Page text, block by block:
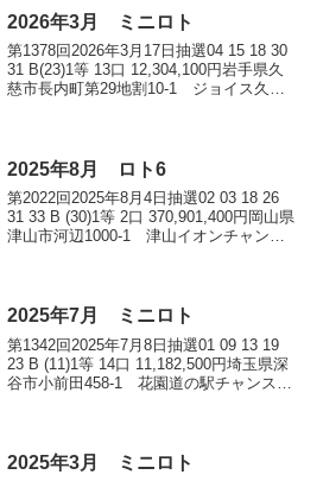
2026年3月 ミニロト
第1378回2026年3月17日抽選04 15 18 30
31 B(23)1等 13口 12,304,100円岩手県久
慈市長内町第29地割10-1 ジョイス久慈
2025年8月 ロト6
第2022回2025年8月4日抽選02 03 18 26
31 33 B (30)1等 2口 370,901,400円岡山県
津山市河辺1000-1 津山イオンチャンス
2025年7月 ミニロト
第1342回2025年7月8日抽選01 09 13 19
23 B (11)1等 14口 11,182,500円埼玉県深
谷市小前田458-1 花園道の駅チャンスセ
2025年3月 ミニロト